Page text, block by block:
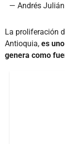
— Andrés Julián
La proliferación
Antioquia, es
genera como